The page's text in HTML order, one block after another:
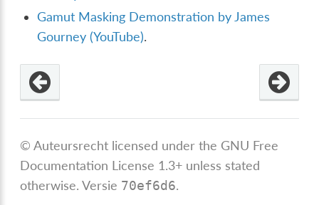
Gamut Masking Demonstration by James
Gourney (YouTube).
© Auteursrecht licensed under the GNU Free
Documentation License 1.3+ unless stated
otherwise.Versie 70ef6d6.